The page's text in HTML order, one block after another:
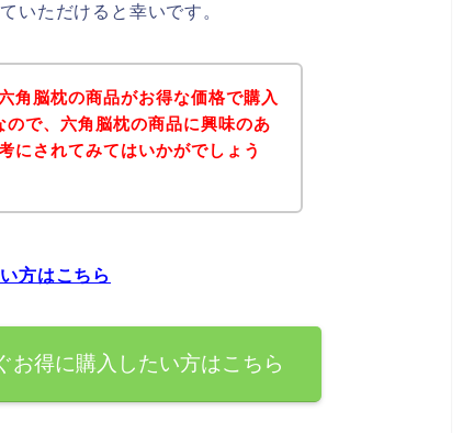
いただけると幸いです。
角脳枕の商品がお得な価格で購入
で、六角脳枕の商品に興味のあ
にされてみてはいかがでしょう
方はこちら
お得に購入したい方はこちら